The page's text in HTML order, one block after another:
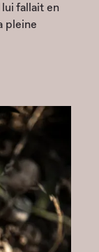
fallait en
pleine